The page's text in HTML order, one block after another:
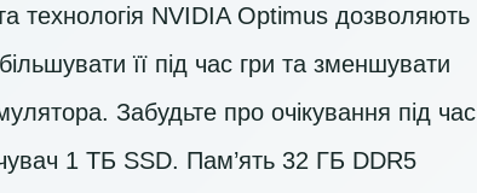
технологія NVIDIA Optimus дозволяють
її під час гри та зменшувати
Забудьте про очікування під час
1 ТБ SSD. Пам’ять 32 ГБ DDR5